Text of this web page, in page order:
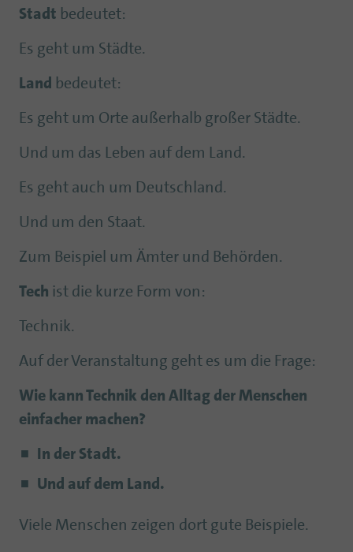
Stadt bedeutet:
Es geht um Städte.
Land bedeutet:
Es geht um Orte außerhalb großer Städte.
Und um das Leben auf dem Land.
Es geht auch um Deutschland.
Und um den Staat.
Zum Beispiel um Ämter und Behörden.
Tech ist die kurze Form von:
Technik.
Auf der Veranstaltung geht es um die Frage:
Wie kann Technik den Alltag der Menschen
einfacher machen?
In der Stadt.
Und auf dem Land.
Viele Menschen zeigen dort gute Beispiele.